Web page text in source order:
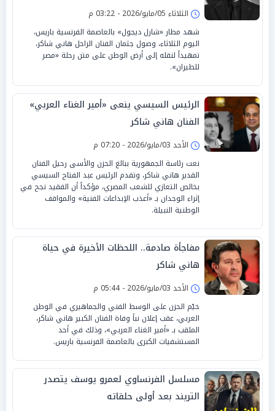
الثلاثاء 05/مايو/2026 - 03:22 م
شهد مطار «شارل ديجول» بالعاصمة الفرنسية باريس،
اليوم الثلاثاء، وصول جثمان الفنان الراحل هاني شاكر،
تمهيداً لنقله إلى أرض الوطن على متن رحلة «مصر
للطيران».
الرئيس السيسي ينعى «أمير الغناء العربي»
الفنان هاني شاكر
الأحد 03/مايو/2026 - 07:20 م
نعت رئاسة الجمهورية ببالغ الحزن والأسى رحيل الفنان
القدير هاني شاكر، وتقدم الرئيس عبد الفتاح السيسي
بخالص التعازي للشعب المصري، مؤكداً أن الفقيد نجح في
إثراء الوجدان بـ «أعذب الإبداعات الفنية» والمواقف
الوطنية النبيلة.
مفاجأة صادمة.. اللحظات الأخيرة في حياة
هاني شاكر
الأحد 03/مايو/2026 - 05:44 م
خيّم الحزن على الوسط الفني والجماهيري في الوطن
العربي، عقب إعلان نبأ وفاة الفنان الكبير هاني شاكر،
الملقب بـ «أمير الغناء العربي»، وذلك في أحد
المستشفيات الكبرى بالعاصمة الفرنسية باريس.
مسلسل الفرنساوي لعمرو يوسف يتصدر
التريند بعد أولى حلقاته